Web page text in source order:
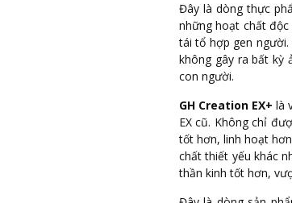
Đây là dòng thực
những hoạt chất
tái tổ hợp gen
không gây ra bất kỳ
con người.
GH Creation EX+ là
EX cũ. Không chỉ
tốt hơn, linh hoạt
chất thiết yếu khác
thần kinh tốt hơn,